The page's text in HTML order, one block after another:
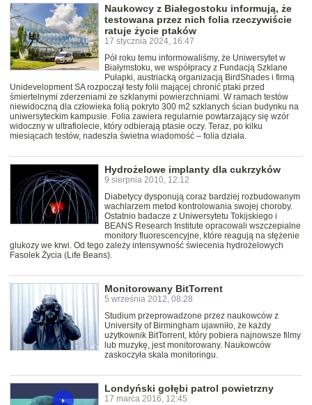
Naukowcy z Białegostoku informują, że
testowana przez nich folia rzeczywiście
ratuje życie ptaków
17 stycznia 2024, 16:47
Pół roku temu informowaliśmy, że Uniwersytet w
Białymstoku, we współpracy z Fundacją Szklane
Pułapki, austriacką organizacją BirdShades i firmą
Unidevelopment SA rozpoczął testy folii mającej chronić ptaki przed
śmiertelnymi zderzeniami ze szklanymi powierzchniami. W ramach testów
niewidoczną dla człowieka folią pokryto 300 m2 szklanych ścian budynku na
uniwersyteckim kampusie. Folia zawiera regularnie powtarzający się wzór
widoczny w ultrafiolecie, który odbierają ptasie oczy. Teraz, po kilku
miesiącach testów, nadeszła świetna wiadomość – folia działa.
Hydrożelowe implanty dla cukrzyków
9 sierpnia 2010, 12:12
Diabetycy dysponują coraz bardziej rozbudowanym
wachlarzem metod kontrolowania swojej choroby.
Ostatnio badacze z Uniwersytetu Tokijskiego i
BEANS Research Institute opracowali wszczepialne
monitory fluorescencyjne, które reagują na stężenie
glukozy we krwi. Od tego zależy intensywność świecenia hydrożelowych
Fasolek Życia (Life Beans).
Monitorowany BitTorrent
5 września 2012, 08:28
Studium przeprowadzone przez naukowców z
University of Birmingham ujawniło, że każdy
użytkownik BitTorrent, który pobiera najnowsze filmy
lub muzykę, jest monitorowany. Naukowców
zaskoczyła skala monitoringu.
Londyński gołębi patrol powietrzny
17 marca 2016, 12:45